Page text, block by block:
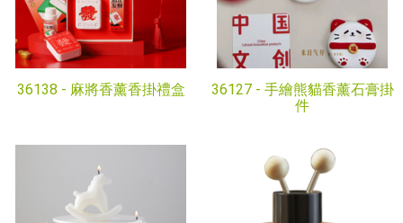
36138 - 麻將香薰香掛禮盒 36127 - 手繪熊貓香薰石膏掛
件